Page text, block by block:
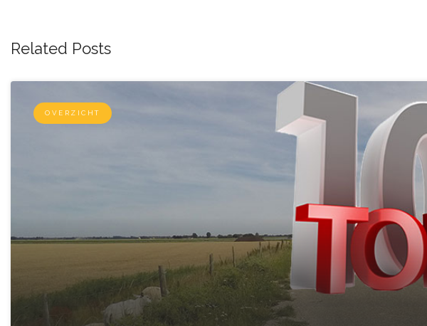
Related Posts
OVERZICHT